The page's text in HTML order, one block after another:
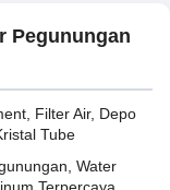
Pegunungan
Filter Air, Depo
Tube
Water
Terpercaya